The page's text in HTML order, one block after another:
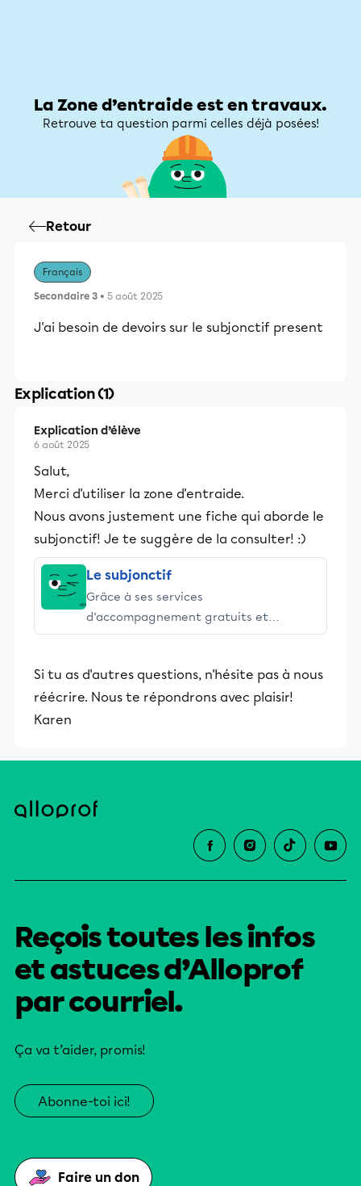
La Zone d’entraide est en travaux.
Retrouve ta question parmi celles déjà posées!
Retour
Français
Secondaire 3 • 5 août 2025
J'ai besoin de devoirs sur le subjonctif present
Explication (1)
Explication d’élève
6 août 2025
Salut,
Merci d'utiliser la zone d'entraide.
Nous avons justement une fiche qui aborde le
subjonctif! Je te suggère de la consulter! :)
Le subjonctif
Grâce à ses services
d’accompagnement gratuits et
stimulants, Alloprof engage les élèves
éducative.
Si tu as d'autres questions, n'hésite pas à nous
réécrire. Nous te répondrons avec plaisir!
Karen
Reçois toutes les infos
et astuces d’Alloprof
par courriel.
Ça va t’aider, promis!
Abonne-toi ici!
Faire un don